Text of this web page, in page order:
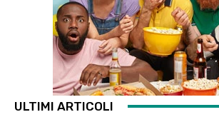
ULTIMI ARTICOLI